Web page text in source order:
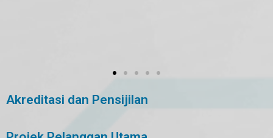
Akreditasi dan Pensijilan